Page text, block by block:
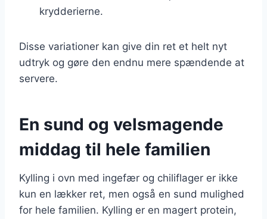
krydderierne.
Disse variationer kan give din ret et helt nyt
udtryk og gøre den endnu mere spændende at
servere.
En sund og velsmagende
middag til hele familien
Kylling i ovn med ingefær og chiliflager er ikke
kun en lækker ret, men også en sund mulighed
for hele familien. Kylling er en magert protein,